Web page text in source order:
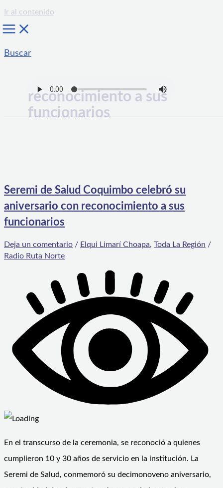
Ir al contenido
Buscar
reconocimiento a sus
funcionarios
Seremi de Salud Coquimbo celebró su
aniversario con reconocimiento a sus
funcionarios
Deja un comentario / Elqui Limarí Choapa, Toda La Región /
Radio Ruta Norte
En el transcurso de la ceremonia, se reconoció a quienes
cumplieron 10 y 30 años de servicio en la institución. La
Seremi de Salud, conmemoró su decimonoveno aniversario,